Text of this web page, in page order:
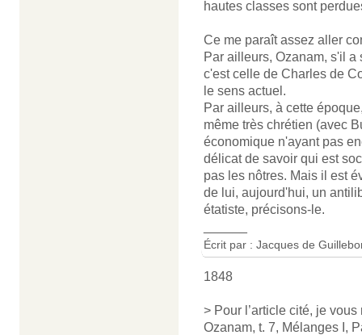
hautes classes sont
Ce me paraît assez aller
Par ailleurs, Ozanam, s'il
c'est celle de Charles de
le sens actuel.
Par ailleurs, à cette
même très chrétien (avec
économique n'ayant pas
délicat de savoir qui est
pas les nôtres. Mais il est
de lui, aujourd'hui, un
étatiste, précisons-le.
Écrit par : Jacques de
1848
> Pour l’article cité, je
Ozanam, t. 7, Mélanges I,